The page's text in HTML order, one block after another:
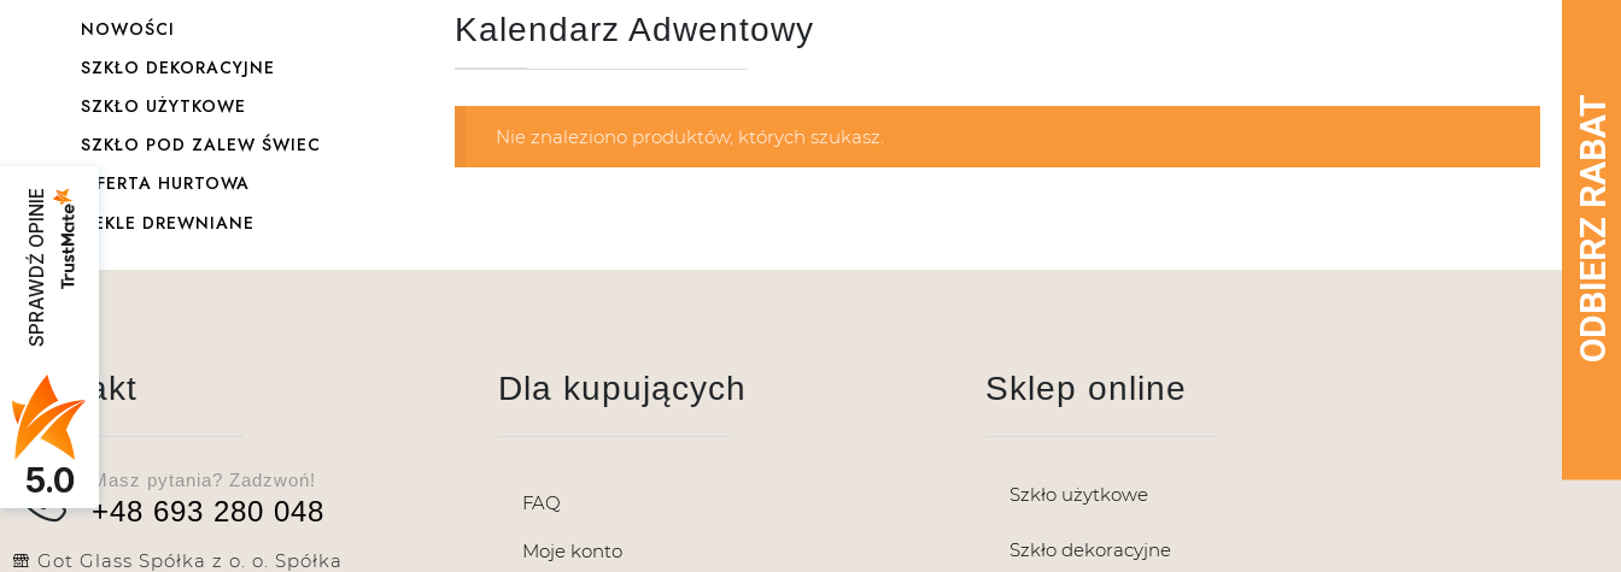
Kalendarz Adwentowy
Nie znaleziono produktów, których szukasz.
NOWOŚCI
SZKŁO DEKORACYJNE
SZKŁO UŻYTKOWE
SZKŁO POD ZALEW ŚWIEC
OFERTA HURTOWA
DEKLE DREWNIANE
Kontakt
Masz pytania? Zadzwoń!
+48 693 280 048
Got Glass Spółka z o. o. Spółka
Dla kupujących
FAQ
Moje konto
Sklep online
Szkło użytkowe
Szkło dekoracyjne
SPRAWDŹ OPINIE
5.0